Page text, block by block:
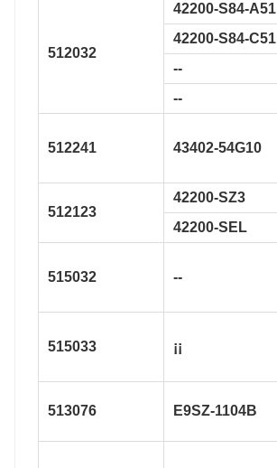
512032
42200-S84-A51
42200-S84-C51
--
--
512241 43402-54G10
512123
42200-SZ3
42200-SEL
515032 --
515033 ¡¡
513076 E9SZ-1104B